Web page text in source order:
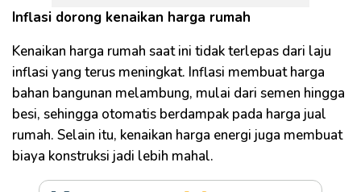
Inflasi dorong kenaikan harga rumah
Kenaikan harga rumah saat ini tidak terlepas dari laju
inflasi yang terus meningkat. Inflasi membuat harga
bahan bangunan melambung, mulai dari semen hingga
besi, sehingga otomatis berdampak pada harga jual
rumah. Selain itu, kenaikan harga energi juga membuat
biaya konstruksi jadi lebih mahal.